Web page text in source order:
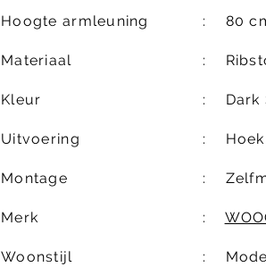
Hoogte armleuning 80
Materiaal
Kleur Dark
Uitvoering
Montage
Merk
Woonstijl